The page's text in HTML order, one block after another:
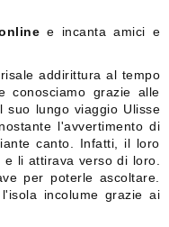
e incanta amici e
addirittura al tempo
conosciamo grazie alle
suo lungo viaggio Ulisse
l'avvertimento di
canto. Infatti, il loro
li attirava verso di loro.
per poterle ascoltare.
incolume grazie ai